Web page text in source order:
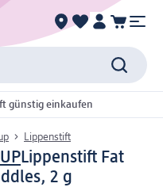
günstig einkaufen
Lippenstift
Lippenstift Fat
2 g